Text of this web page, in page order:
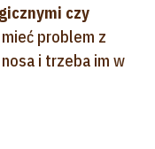
czy
problem z
i trzeba im w